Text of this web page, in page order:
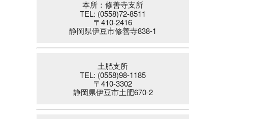
本所：修善寺支所
TEL: (0558)72-8511
〒410-2416
静岡県伊豆市修善寺838-1
土肥支所
TEL: (0558)98-1185
〒410-3302
静岡県伊豆市土肥670-2